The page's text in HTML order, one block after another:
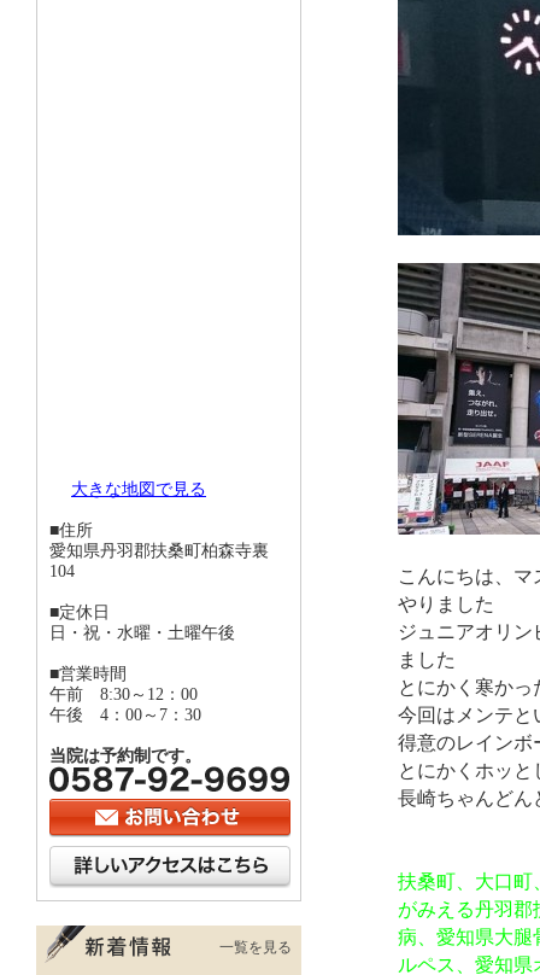
こんにちは、
やりました
ジュニアオリン
ました
とにかく寒かっ
今回はメンテと
得意のレインボ
とにかくホッ
長崎ちゃんどん
扶桑町、大口町
がみえる丹羽郡
病、愛知県大腿
ルペス、愛知
大きな地図で見る
■住所
愛知県丹羽郡扶桑町柏森寺裏
104
■定休日
日・祝・水曜・土曜午後
■営業時間
午前 8:30～12：00
午後 4：00～7：30
当院は予約制です。
一覧を見る